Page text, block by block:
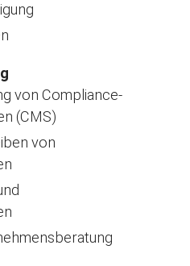
von Compliance-
(CMS)
von